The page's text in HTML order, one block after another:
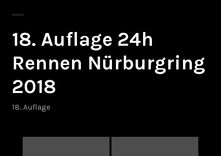
18. Auflage 24h
Rennen Nürburgring
2018
18. Auflage